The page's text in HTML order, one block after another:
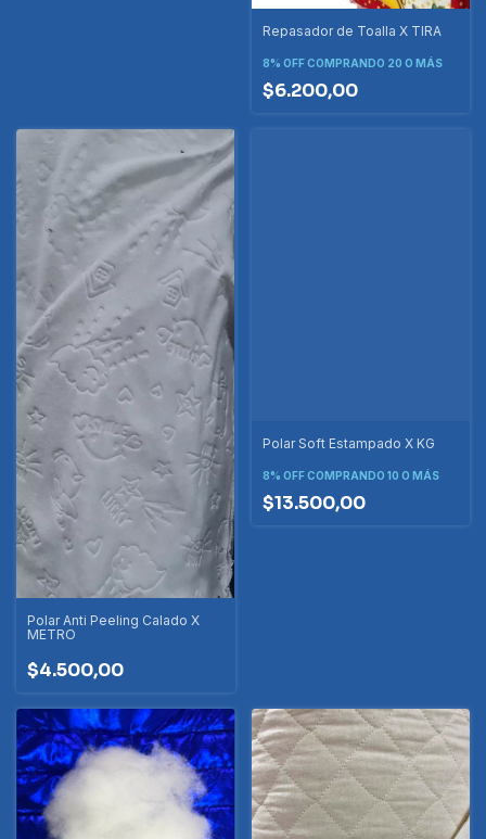
Repasador de Toalla X TIRA
8% OFF COMPRANDO 20 O MÁS
$6.200,00
Polar Anti Peeling Calado X
METRO
$4.500,00
Polar Soft Estampado X KG
8% OFF COMPRANDO 10 O MÁS
$13.500,00